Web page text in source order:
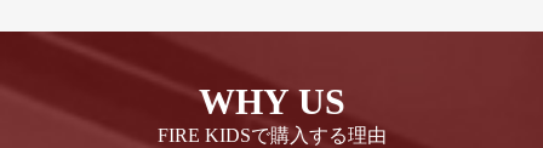
WHY US
FIRE KIDSで購入する理由